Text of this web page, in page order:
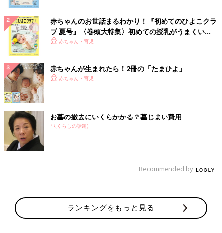
赤ちゃんのお世話まるわかり！『初めてのひよこクラ
ブ 夏号』〈巻頭大特集〉初めての授乳がうまくい
く！ おっぱい・ミルクの基本と夏のトラブル 解決テ
赤ちゃん・育児
赤ちゃんが生まれたら！2冊の「たまひよ」
赤ちゃん・育児
お墓の撤去にいくらかかる？墓じまい費用
PR(くらしの話題)
Recommended by
ランキングをもっと見る